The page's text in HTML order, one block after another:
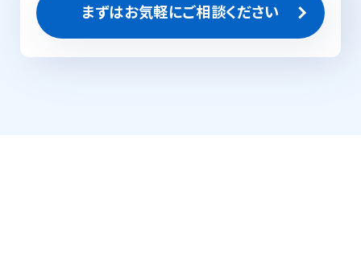
まずはお気軽にご相談ください